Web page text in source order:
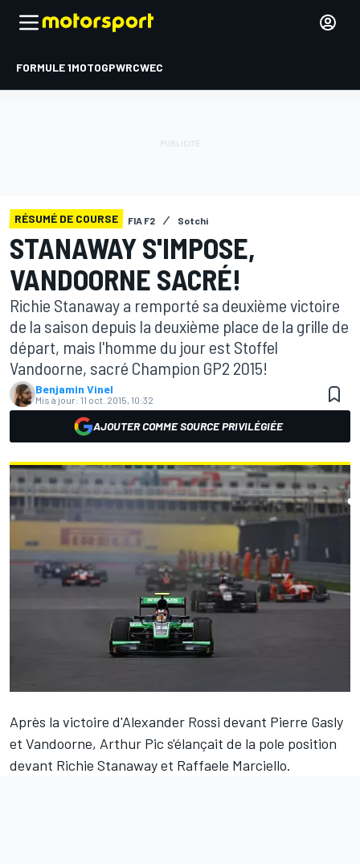
FORMULE 1MOTOGPWRCWEC
RÉSUMÉ DE COURSE FIA F2 Sotchi
STANAWAY S'IMPOSE,
VANDOORNE SACRÉ!
Richie Stanaway a remporté sa deuxième victoire
de la saison depuis la deuxième place de la grille de
départ, mais l'homme du jour est Stoffel
Vandoorne, sacré Champion GP2 2015!
Benjamin Vinel
Mis à jour: 11 oct. 2015, 10:32
AJOUTER COMME SOURCE PRIVILÉGIÉE
Après la victoire d'Alexander Rossi devant Pierre Gasly
et Vandoorne, Arthur Pic s'élançait de la pole position
devant Richie Stanaway et Raffaele Marciello.